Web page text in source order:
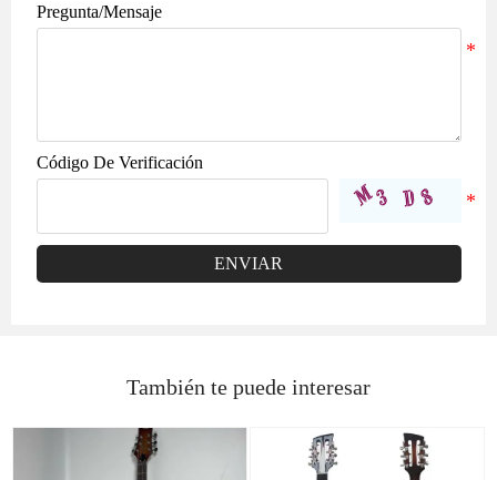
Pregunta/Mensaje
Código De Verificación
ENVIAR
También te puede interesar